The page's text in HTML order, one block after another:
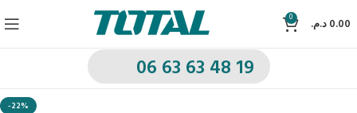
0 0.00د.م.
06 63 63 48 19
-22%